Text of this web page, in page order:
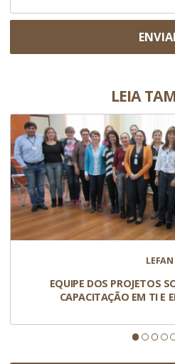
LEIA
LEFAN
EQUIPE DOS PROJETOS
CAPACITAÇÃO EM TI E